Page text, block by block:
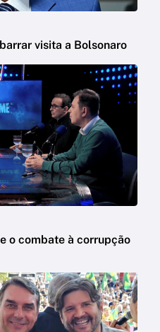
visita a Bolsonaro
o combate à corrupção